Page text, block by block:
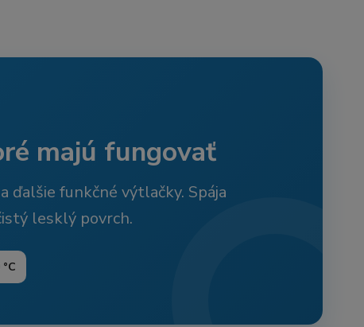
majú fungovať
ďalšie funkčné výtlačky. Spája
lesklý povrch.